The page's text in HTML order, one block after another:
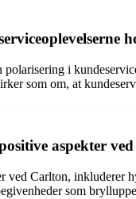
polarisering i
som om, at
aspekter
Carlton, inkluderer
som